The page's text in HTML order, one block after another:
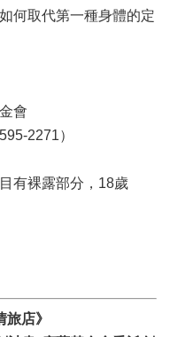
何取代第一種身體的定
會
2271）
有裸露部分，18歲
店》